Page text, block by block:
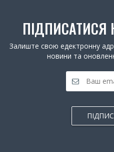
Залиште свою едектронну
новини та